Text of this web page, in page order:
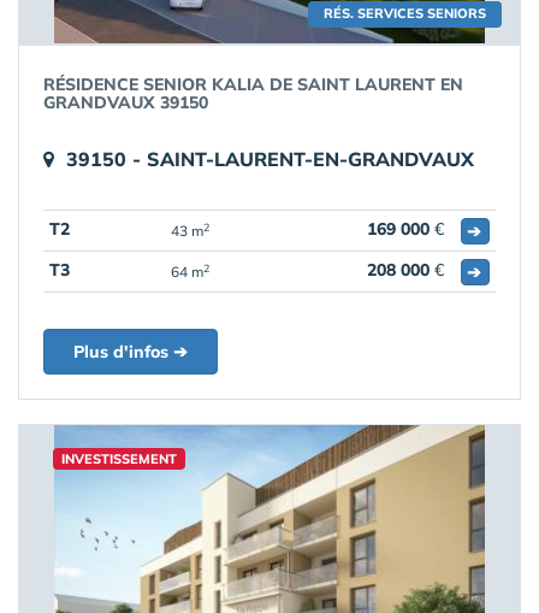
RÉS. SERVICES SENIORS
RÉSIDENCE SENIOR KALIA DE SAINT LAURENT EN
GRANDVAUX 39150
39150 - SAINT-LAURENT-EN-GRANDVAUX
T2 43 m2 169 000 €
➔
T3
64 m2 208 000 € ➔
Plus d'infos ➔
INVESTISSEMENT